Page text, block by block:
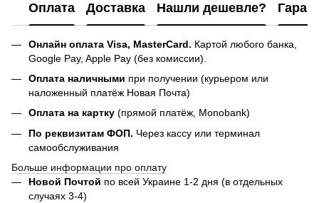
Оплата Доставка Нашли дешевле?
Онлайн оплата Visa, MasterCard. Картой любого банка,
Google Pay, Apple Pay (без комиссии).
Оплата наличными при получении (курьером или
наложенный платёж Новая Почта)
Оплата на картку (прямой платёж, Monobank)
По реквизитам ФОП. Через кассу или терминал
самообслуживания
Больше информации про оплату
Новой Почтой по всей Украине 1-2 дня (в отдельных
случаях 3-4)